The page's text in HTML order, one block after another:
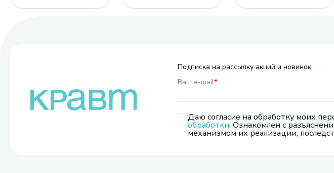
Подписка на рассылку акций и новинок
Ваш e-mail*
Даю согласие на обработку моих
обработки. Ознакомлен с
механизмом их реализации,